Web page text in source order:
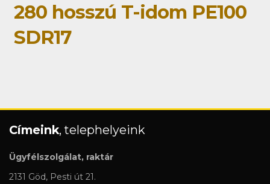
280 hosszú T-idom PE100
SDR17
Címeink, telephelyeink
Ügyfélszolgálat, raktár
2131 Göd, Pesti út 21.